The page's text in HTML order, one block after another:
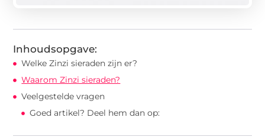
Inhoudsopgave:
Welke Zinzi sieraden zijn er?
Waarom Zinzi sieraden?
Veelgestelde vragen
Goed artikel? Deel hem dan op: